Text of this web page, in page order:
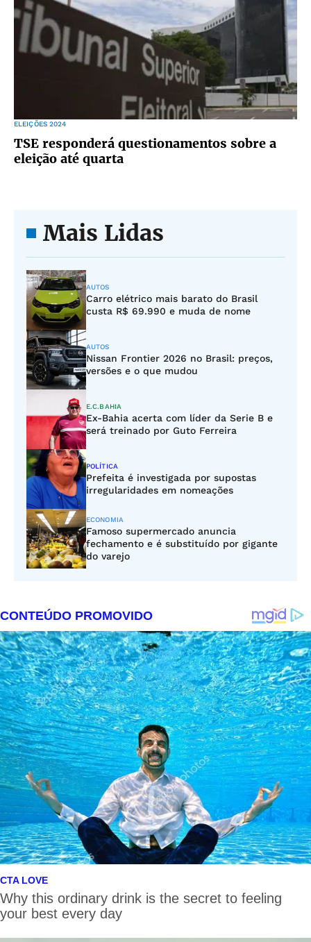
ELEIÇÕES 2024
TSE responderá questionamentos sobre a
eleição até quarta
Mais Lidas
AUTOS
Carro elétrico mais barato do Brasil
custa R$ 69.990 e muda de nome
AUTOS
Nissan Frontier 2026 no Brasil: preços,
versões e o que mudou
E.C.BAHIA
Ex-Bahia acerta com líder da Serie B e
será treinado por Guto Ferreira
POLÍTICA
Prefeita é investigada por supostas
irregularidades em nomeações
ECONOMIA
Famoso supermercado anuncia
fechamento e é substituído por gigante
do varejo